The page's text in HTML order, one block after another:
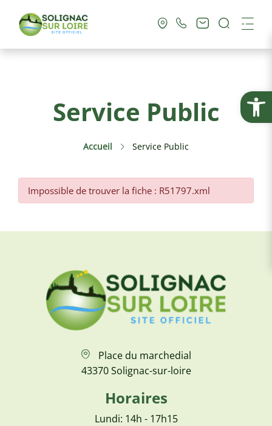
Ouvrir
Vie Pratique
Culture & Loisirs
Tourisme
Service Public
Accueil Service Public
Impossible de trouver la fiche : R51797.xml
Place du marchedial
43370 Solignac-sur-loire
Horaires
Lundi: 14h - 17h15